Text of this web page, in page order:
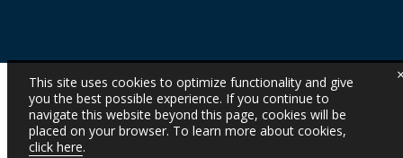
This site uses cookies to optimize functionality and give
you the best possible experience. If you continue to
navigate this website beyond this page, cookies will be
placed on your browser. To learn more about cookies,
click here.